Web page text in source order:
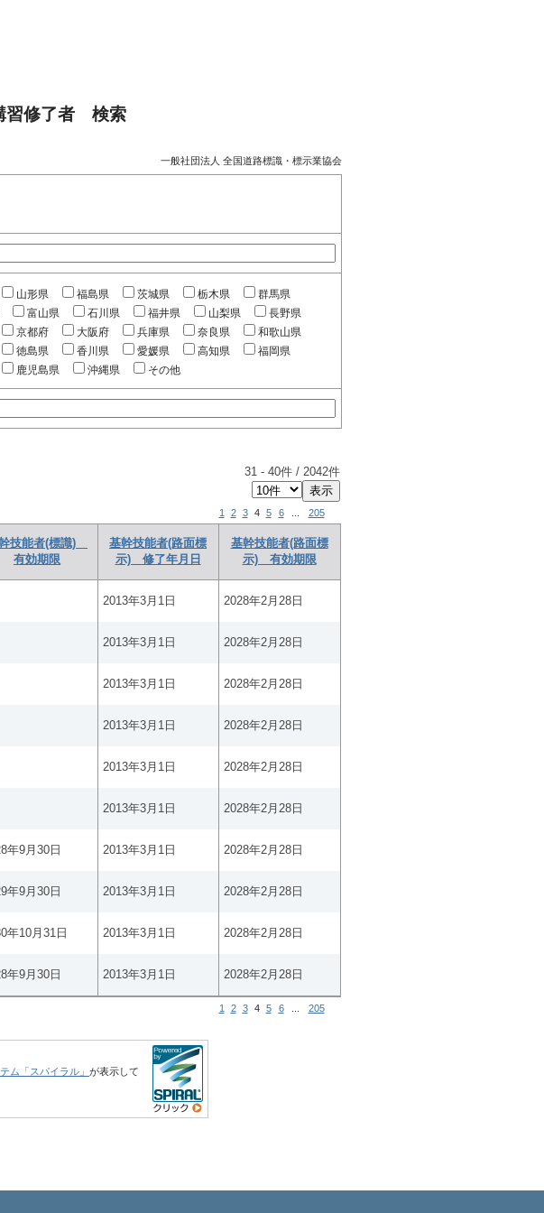
習修了者 検索
一般社団法人 全国道路標識・標示業協会
山形県 福島県 茨城県 栃木県
群馬県
富山県 石川県 福井県 山梨県
長野県
京都府 大阪府 兵庫県 奈良県
和歌山県
徳島県 香川県 愛媛県 高知県
福岡県
鹿児島県 沖縄県 その他
31- 40件 / 2042件
1 2 3 4 5 6 205
技能者(標識)
有効期限
基幹技能者(路面標
示) 修了年月日
基幹技能者(路面標
示) 有効期限
2013年3月1日 2028年2月28日
2013年3月1日 2028年2月28日
2013年3月1日 2028年2月28日
2013年3月1日 2028年2月28日
2013年3月1日 2028年2月28日
2013年3月1日 2028年2月28日
年9月30日 2013年3月1日 2028年2月28日
年9月30日 2013年3月1日 2028年2月28日
年10月31日 2013年3月1日 2028年2月28日
年9月30日 2013年3月1日 2028年2月28日
1 2 3 4 5 6 205
ム「スパイラル」 が表示して